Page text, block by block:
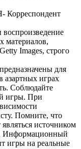
Корреспондент
материалов,
Images, строго
для
азартных играх
Соблюдайте
игры. При
Помните, что
источником
Информационный
игры на реальные